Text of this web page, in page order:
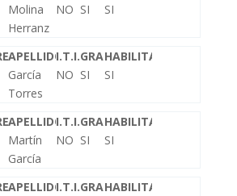
Molina
Herranz
NO SI
SI
APELLIDOS
García
Torres
I.T.I.
NO
GRADO
SI
HABILITADO
SI
APELLIDOS
Martín
García
I.T.I.
NO
GRADO
SI
HABILITADO
SI
APELLIDOS
I.T.I.GRADOHABILITADO